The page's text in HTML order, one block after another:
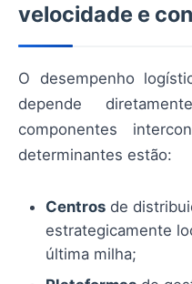
velocidade e
O desempenho
depende
componentes
determinantes estão:
Centros de
estrategicamente
última milha;